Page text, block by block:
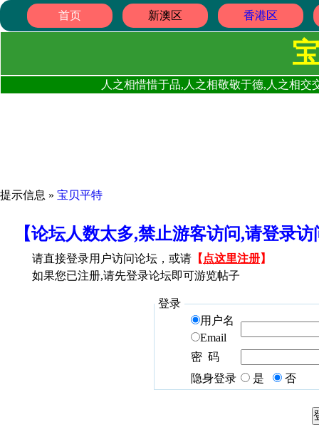
首页 新澳区 香港区
人之相惜惜于品,人之相敬敬于德,人之相
提示信息 » 宝贝平特
【论坛人数太多,禁止游客访问,请登录
请直接登录用户访问论坛，或请 【 点这里注册】
如果您已注册,请先登录论坛即可游览帖子
登录
用户名
Email
密 码
隐身登录
是 否